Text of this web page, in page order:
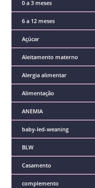
0 a 3 meses
6 a 12 meses
Açúcar
Aleitamento materno
Alergia alimentar
Alimentação
ANEMIA
baby-led-weaning
BLW
Casamento
complemento